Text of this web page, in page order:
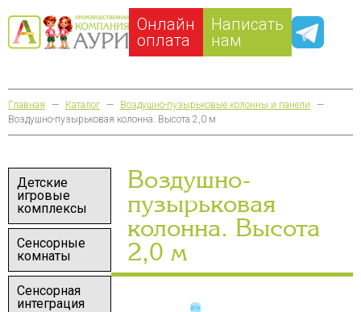
Онлайн
оплата
Написать
нам
Главная — Каталог — Воздушно-пузырьковые колонны и панели
—
Воздушно-пузырьковая колонна. Высота 2,0 м
Детские
игровые
комплексы
Сенсорные
комнаты
Сенсорная
интеграция
Воздушно-
пузырьковая
колонна. Высота
2,0 м